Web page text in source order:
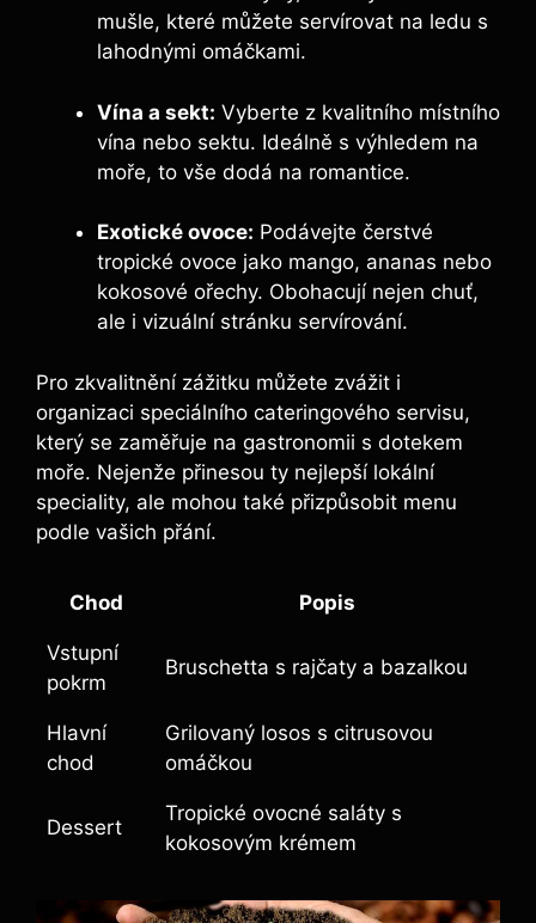
mušle, které můžete servírovat na ledu s
lahodnými omáčkami.
Vína a sekt: Vyberte z kvalitního místního
vína nebo sektu. Ideálně s výhledem na
moře, to vše dodá na romantice.
Exotické ovoce: Podávejte čerstvé
tropické ovoce jako mango, ananas nebo
kokosové ořechy. Obohacují nejen chuť,
ale i vizuální stránku servírování.
Pro zkvalitnění zážitku můžete zvážit i
organizaci speciálního cateringového servisu,
který se zaměřuje na gastronomii s dotekem
moře. Nejenže přinesou ty nejlepší lokální
speciality, ale mohou také přizpůsobit menu
podle vašich přání.
Chod Popis
Vstupní
pokrm
Bruschetta s rajčaty a bazalkou
Hlavní
chod
Grilovaný losos s citrusovou
omáčkou
Dessert
Tropické ovocné saláty s
kokosovým krémem